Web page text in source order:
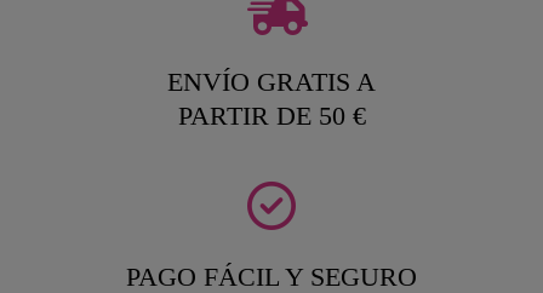
ENVÍO GRATIS A
PARTIR DE 50 €
PAGO FÁCIL Y SEGURO